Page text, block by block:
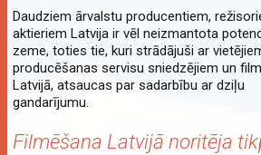
Daudziem ārvalstu producentiem,
aktieriem Latvija ir vēl neizmantota
zeme, toties tie, kuri strādājuši ar
producēšanas servisu sniedzējiem un
Latvijā, atsaucas par sadarbību ar dziļu
gandarījumu.
Filmēšana Latvijā noritēja